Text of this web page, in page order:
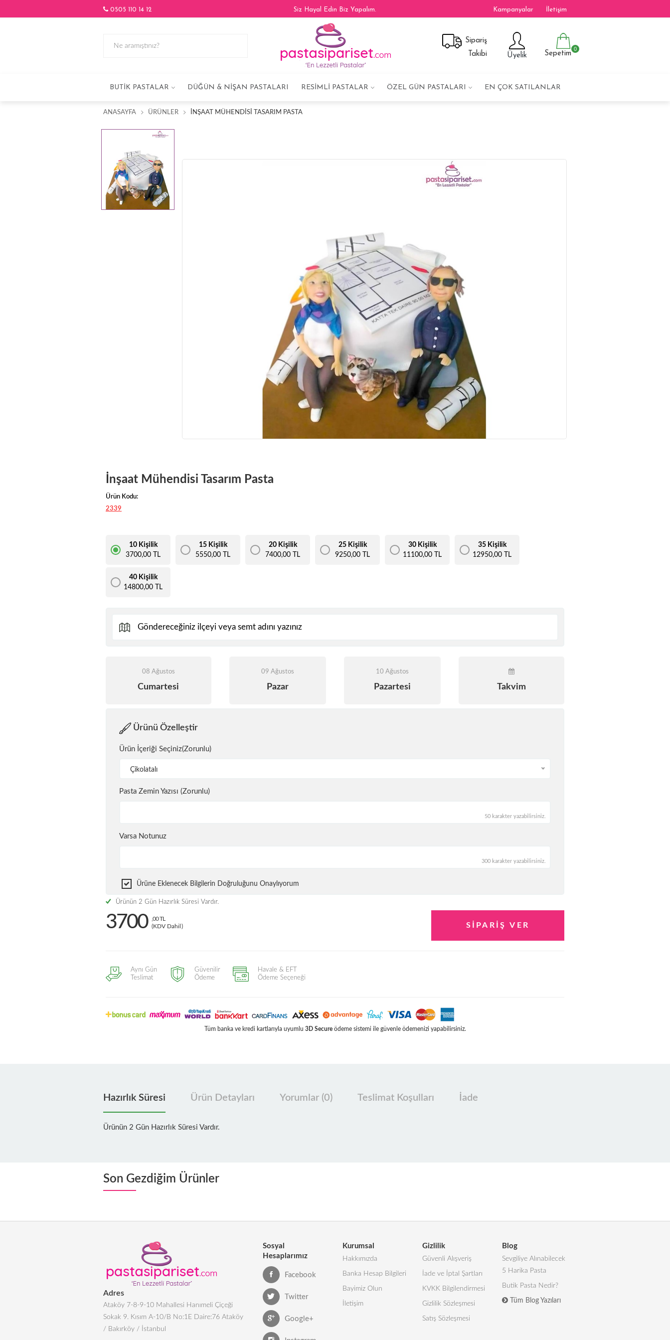
0505 110 14 12 Siz Hayal Edin Biz Yapalım. Kampanyalar İletişim
Sipariş
Takibi
Üyelik Sepetim
0
BUTIK PASTALAR DÜĞÜN & NIŞAN PASTALARI RESIMLI PASTALAR ÖZEL GÜN PASTALARI EN ÇOK SATILANLAR
ANASAYFA ÜRÜNLER İNŞAAT MÜHENDISI TASARIM PASTA
İnşaat Mühendisi Tasarım Pasta
Ürün Kodu:
2339
10 Kişilik
3700,00 TL
15 Kişilik
5550,00 TL
20 Kişilik
7400,00 TL
25 Kişilik
9250,00 TL
30 Kişilik
11100,00 TL
35 Kişilik
12950,00 TL
40 Kişilik
14800,00 TL
08 Ağustos
Cumartesi
09 Ağustos
Pazar
10 Ağustos
Pazartesi Takvim
Ürünü Özelleştir
Ürün İçeriği Seçiniz(Zorunlu)
Çikolatalı
Pasta Zemin Yazısı (Zorunlu)
50 karakter yazabilirsiniz.
Varsa Notunuz
300 karakter yazabilirsiniz.
Ürüne Eklenecek Bilgilerin Doğruluğunu Onaylıyorum
Ürünün 2 Gün Hazırlık Süresi Vardır.
3700
,00 TL
(KDV Dahil)
Aynı Gün
Teslimat
Güvenilir
Ödeme
Havale & EFT
Ödeme Seçeneği
Tüm banka ve kredi kartlarıyla uyumlu 3D Secureödeme sistemi ile güvenle ödemenizi yapabilirsiniz.
Hazırlık Süresi Ürün Detayları Yorumlar (0) Teslimat Koşulları İade
Ürünün 2 Gün Hazırlık Süresi Vardır.
Son Gezdiğim Ürünler
Adres
Ataköy 7-8-9-10 Mahallesi Hanımeli Çiçeği
Sokak 9. Kısım A-10/B No:1E Daire:76 Ataköy
/ Bakırköy / İstanbul
Sosyal
Hesaplarımız
Facebook
Twitter
Google+
Kurumsal
Hakkımızda
Banka Hesap Bilgileri
Bayimiz Olun
İletişim
Gizlilik
Güvenli Alışveriş
İade ve İptal Şartları
KVKK Bilgilendirmesi
Gizlilik Sözleşmesi
Satış Sözleşmesi
Blog
Sevgiliye Alınabilecek
5 Harika Pasta
Butik Pasta Nedir?
Tüm Blog Yazıları